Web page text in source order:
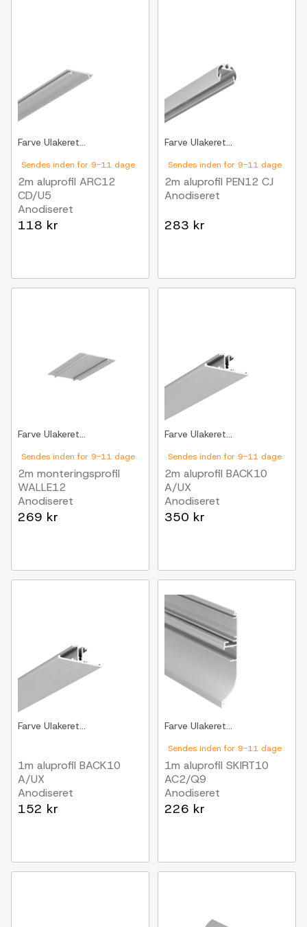
Sendes inden for 9-11 dage
Farve Ulakeret...
2m aluprofil ARC12
CD/U5
Anodiseret
118 kr
Sendes inden for 9-11 dage
Farve Ulakeret...
2m aluprofil PEN12 CJ
Anodiseret
283 kr
Sendes inden for 9-11 dage
Farve Ulakeret...
2m monteringsprofil
WALLE12
Anodiseret
269 kr
Sendes inden for 9-11 dage
Farve Ulakeret...
2m aluprofil BACK10
A/UX
Anodiseret
350 kr
Farve Ulakeret...
1m aluprofil BACK10
A/UX
Anodiseret
152 kr
Sendes inden for 9-11 dage
Farve Ulakeret...
1m aluprofil SKIRT10
AC2/Q9
Anodiseret
226 kr